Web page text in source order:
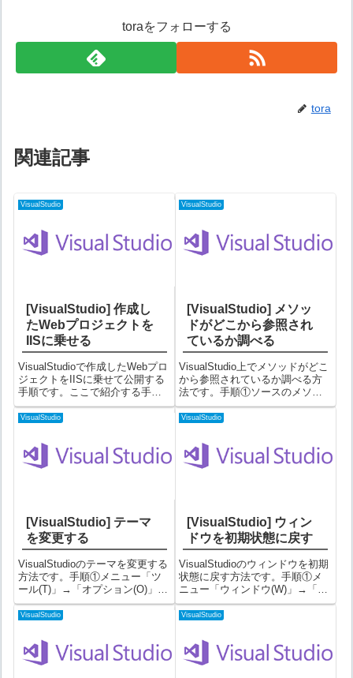
toraをフォローする
tora
関連記事
VisualStudio
[VisualStudio] 作成し
たWebプロジェクトを
IISに乗せる
VisualStudioで作成したWebプロ
ジェクトをIISに乗せて公開する
手順です。ここで紹介する手順
は、オーソドックスに実ファイ
ルを生成してIISフォルダに配置
ションエクスプローラーでプロ
ジェクト名を右クリッ...
VisualStudio
[VisualStudio] メソッ
ドがどこから参照され
ているか調べる
VisualStudio上でメソッドがどこ
から参照されているか調べる方
法です。手順①ソースのメソッ
ド名の上で右クリック→「すべ
ての参照の検索」を選択する。
画面下部に表示されます。備考
メソッドの上に表示される「参
照...
VisualStudio
[VisualStudio] テーマ
を変更する
VisualStudioのテーマを変更する
方法です。手順①メニュー「ツ
ール(T)」→「オプション(O)」を
選択する②オプション画面で、
「環境」→「全般」を選択し、
定してみます。③これでテーマ
が変更されました。（変...
VisualStudio
[VisualStudio] ウィン
ドウを初期状態に戻す
VisualStudioのウィンドウを初期
状態に戻す方法です。手順①メ
ニュー「ウィンドウ(W)」→「ウ
ィンドウ レイアウトのリセット
(R)」を選択するこれで初期状態
なウィンドウを消してしまって
戻し方がよく分からな...
VisualStudio VisualStudio